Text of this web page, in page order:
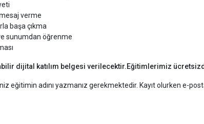
verme
başa çıkma
sunumdan öğrenme
dijital katılım belgesi verilecektir.Eğitimlerimiz
eğitimin adını yazmanız gerekmektedir. Kayıt olurken e-